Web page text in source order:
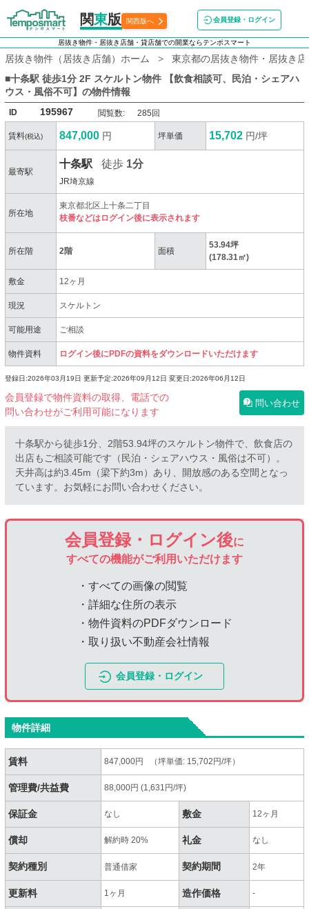
関東版 関西版へ 会員登録・ログイン
居抜き物件・居抜き店舗・貸店舗での開業ならテンポスマート
居抜き物件（居抜き店舗）ホーム
東京都の居抜き物件・居抜き
■十条駅 徒歩1分 2F スケルトン物件 【飲食相談可、民泊・シェアハ
ウス・風俗不可】 の物件情報
ID 195967 閲覧数: 285回
賃料(税込) 847,000 円 坪単価 15,702 円/坪
最寄駅
十条駅 徒歩 1分
JR埼京線
所在地
東京都北区上十条二丁目
枝番などはログイン後に表示されます
所在階 2階 面積
53.94坪
(178.31㎡)
敷金 12ヶ月
現況 スケルトン
可能用途 ご相談
物件資料 ログイン後にPDFの資料をダウンロードいただけます
登録日:2026年03月19日 更新予定:2026年09月12日 変更日:2026年06月12日
会員登録で物件資料の取得、電話での
問い合わせがご利用可能になります
問い合わせ
十条駅から徒歩1分、2階53.94坪のスケルトン物件で、飲食店の
出店もご相談可能です（民泊・シェアハウス・風俗は不可）。
天井高は約3.45m（梁下約3m）あり、開放感のある空間となっ
ています。お気軽にお問い合わせください。
会員登録・ログイン後に
すべての機能がご利用いただけます
・すべての画像の閲覧
・詳細な住所の表示
・物件資料のPDFダウンロード
・取り扱い不動産会社情報
会員登録・ログイン
物件詳細
賃料 847,000円 （坪単価: 15,702円/坪）
管理費/共益費 88,000円 (1,631円/坪)
保証金 なし 敷金 12ヶ月
償却 解約時 20% 礼金 なし
契約種別 普通借家 契約期間 2年
更新料 1ヶ月 造作価格 -